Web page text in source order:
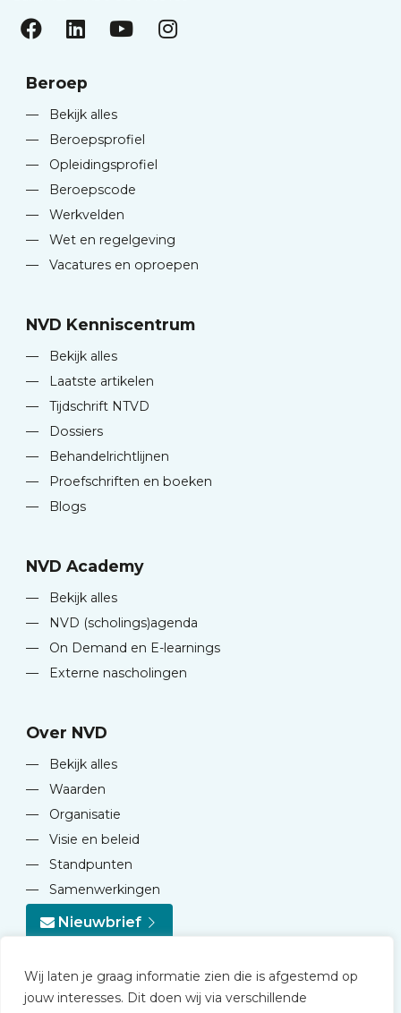
Wij laten je graag informatie zien die is afgestemd op
jouw interesses. Dit doen wij via verschillende
Beroep
—
Bekijk alles
—
Beroepsprofiel
—
Opleidingsprofiel
—
Beroepscode
—
Werkvelden
—
Wet en regelgeving
—
Vacatures en oproepen
NVD Kenniscentrum
—
Bekijk alles
—
Laatste artikelen
—
Tijdschrift NTVD
—
Dossiers
—
Behandelrichtlijnen
—
Proefschriften en boeken
—
Blogs
NVD Academy
—
Bekijk alles
—
NVD (scholings)agenda
—
On Demand en E-learnings
—
Externe nascholingen
Over NVD
—
Bekijk alles
—
Waarden
—
Organisatie
—
Visie en beleid
—
Standpunten
—
Samenwerkingen
Nieuwbrief